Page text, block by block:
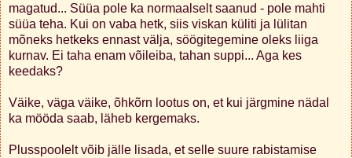
magatud... Süüa pole ka normaalselt saanud - pole mahti
süüa teha. Kui on vaba hetk, siis viskan küliti ja lülitan
mõneks hetkeks ennast välja, söögitegemine oleks liiga
kurnav. Ei taha enam võileiba, tahan suppi... Aga kes
keedaks?
Väike, väga väike, õhkõrn lootus on, et kui järgmine nädal
ka mööda saab, läheb kergemaks.
Plusspoolelt võib jälle lisada, et selle suure rabistamise